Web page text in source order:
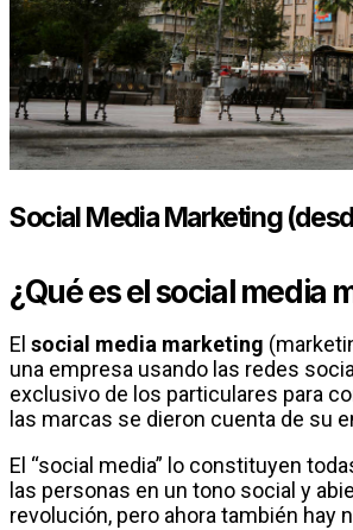
Social Media Marketing
¿Qué es el social media
El social media marketing
una empresa usando las redes
exclusivo de los particulares para
las marcas se dieron cuenta de su
El “social media” lo constituyen
las personas en un tono social y
revolución, pero ahora también hay